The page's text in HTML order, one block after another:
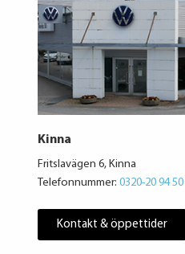
Kinna
Fritslavägen 6, Kinna
Telefonnummer: 0320-20 94 50
Kontakt & öppettider